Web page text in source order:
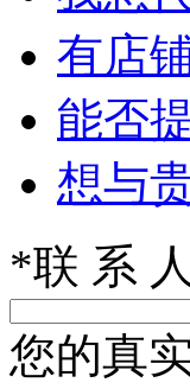
有店
能否
想与
*联 系
您的真